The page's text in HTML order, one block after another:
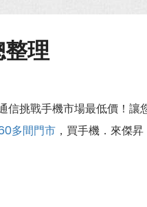
理
信挑戰手機市場最低價！讓
多間門市 ，買手機．來傑昇